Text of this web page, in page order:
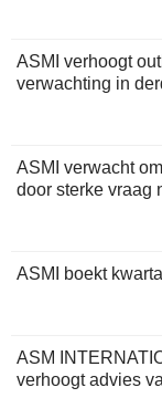
ASMI verhoogt
verwachting in
ASMI verwacht
door sterke vraag
ASMI boekt
ASM
verhoogt advies